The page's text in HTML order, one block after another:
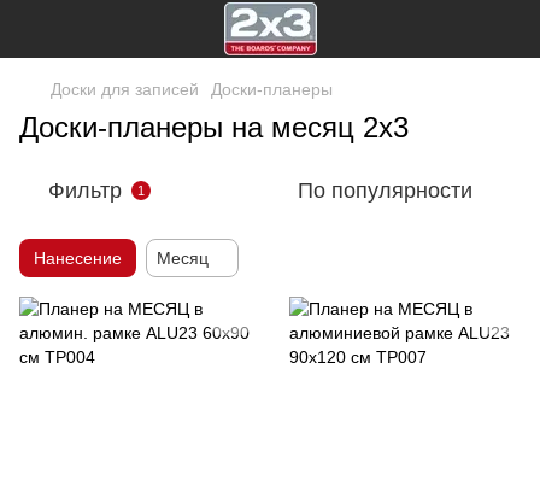
Доски для записей Доски-планеры
Доски-планеры на месяц 2х3
Фильтр 1 По популярности
Нанесение Месяц